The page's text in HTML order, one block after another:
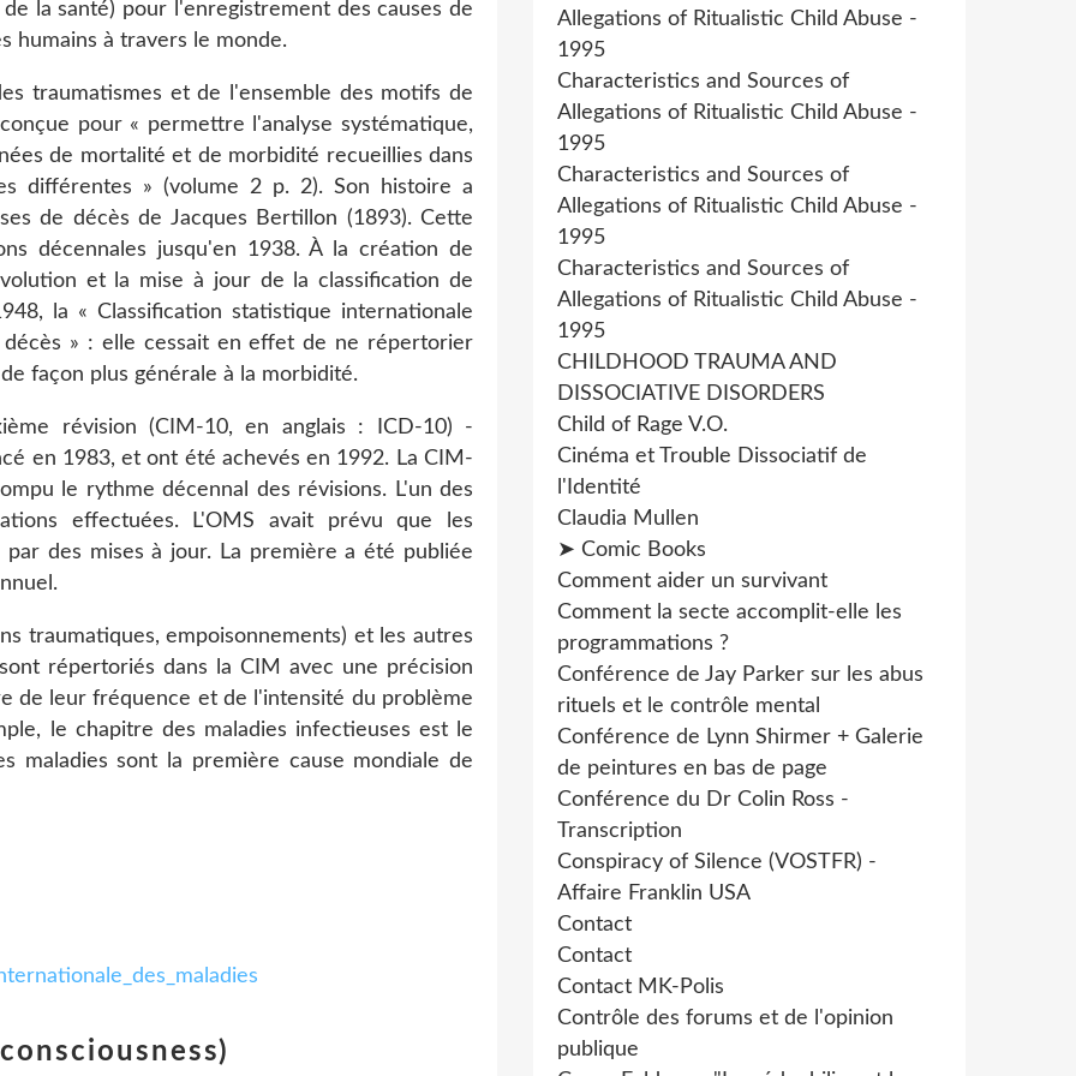
la santé) pour l'enregistrement des causes de
humains à travers le monde.
traumatismes et de l'ensemble des motifs de
pour « permettre l'analyse systématique,
de mortalité et de morbidité recueillies dans
différentes » (volume 2 p. 2). Son histoire a
de décès de Jacques Bertillon (1893). Cette
décennales jusqu'en 1938. À la création de
et la mise à jour de la classification de
la « Classification statistique internationale
décès » : elle cessait en effet de ne répertorier
façon plus générale à la morbidité.
révision (CIM-10, en anglais : ICD-10) -
en 1983, et ont été achevés en 1992. La CIM-
le rythme décennal des révisions. L'un des
effectuées. L'OMS avait prévu que les
des mises à jour. La première a été publiée
traumatiques, empoisonnements) et les autres
répertoriés dans la CIM avec une précision
de leur fréquence et de l'intensité du problème
le chapitre des maladies infectieuses est le
maladies sont la première cause mondiale de
Allegations of Ritualistic Child Abuse -
1995
Characteristics and Sources of
Allegations of Ritualistic Child Abuse -
1995
Characteristics and Sources of
Allegations of Ritualistic Child Abuse -
1995
Characteristics and Sources of
Allegations of Ritualistic Child Abuse -
1995
CHILDHOOD TRAUMA AND
DISSOCIATIVE DISORDERS
Child of Rage V.O.
Cinéma et Trouble Dissociatif de
l'Identité
Claudia Mullen
➤ Comic Books
Comment aider un survivant
Comment la secte accomplit-elle les
programmations ?
Conférence de Jay Parker sur les abus
rituels et le contrôle mental
Conférence de Lynn Shirmer + Galerie
de peintures en bas de page
Conférence du Dr Colin Ross -
Transcription
Conspiracy of Silence (VOSTFR) -
Affaire Franklin USA
Contact
Contact
Contact MK-Polis
Contrôle des forums et de l'opinion
publique